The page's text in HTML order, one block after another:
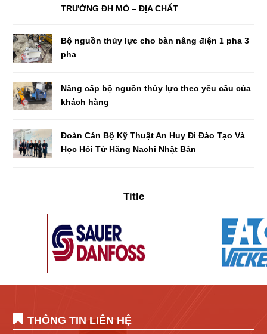
TRƯỜNG ĐH MỎ – ĐỊA CHẤT
Bộ nguồn thủy lực cho bàn nâng điện 1 pha 3
pha
Nâng cấp bộ nguồn thủy lực theo yêu cầu của
khách hàng
Đoàn Cán Bộ Kỹ Thuật An Huy Đi Đào Tạo Và
Học Hỏi Từ Hãng Nachi Nhật Bản
Title
THÔNG TIN LIÊN HỆ